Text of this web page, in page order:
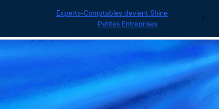
Experts-Comptables devient Shine
Petites Entreprises